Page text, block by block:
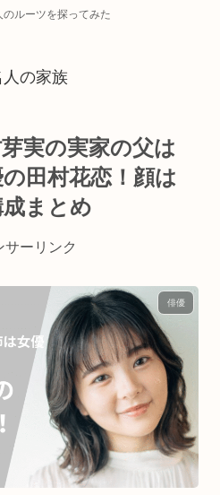
ルーツを探ってみた
人の家族
芽実の実家の父は
田村花恋！顔は
まとめ
サーリンク
俳優